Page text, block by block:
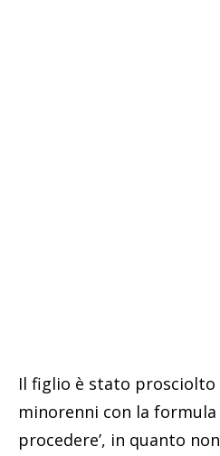
Il figlio è stato prosciolto
minorenni con la formula
procedere’, in quanto